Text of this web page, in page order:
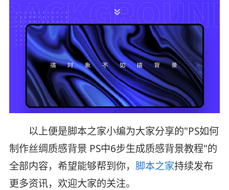
以上便是脚本之家小编为大家分享的"PS如何
制作丝绸质感背景 PS中6步生成质感背景教程"的
全部内容，希望能够帮到你， 脚本之家持续发布
更多资讯，欢迎大家的关注。